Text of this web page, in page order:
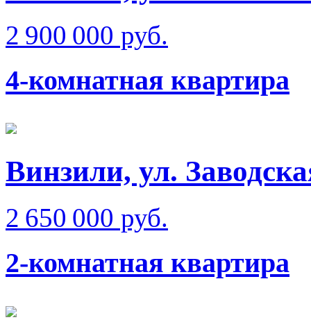
2 900 000 руб.
4-комнатная квартира
Винзили, ул.
2 650 000 руб.
2-комнатная квартира